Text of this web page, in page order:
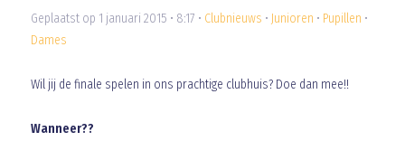
Geplaatst op 1 januari 2015 • 8:17 • Clubnieuws • Junioren • Pupillen •
Dames
Wil jij de finale spelen in ons prachtige clubhuis? Doe dan mee!!
Wanneer??